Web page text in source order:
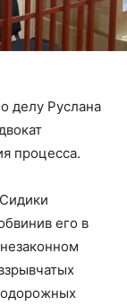
делу Руслана
процесса.
его в